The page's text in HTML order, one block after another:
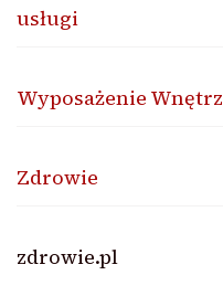
usługi
Wyposażenie Wnętrz
Zdrowie
zdrowie.pl